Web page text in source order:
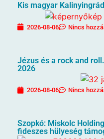
Kis magyar
2026-08-06 Nincs
Jézus és a rock and
2026
2026-08-06 Nincs
Szopkó: Miskolc
fideszes hülyeség